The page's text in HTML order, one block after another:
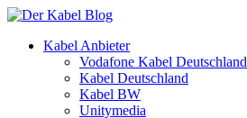
Kabel Anbieter
Vodafone Kabel Deutschland
Kabel Deutschland
Kabel BW
Unitymedia